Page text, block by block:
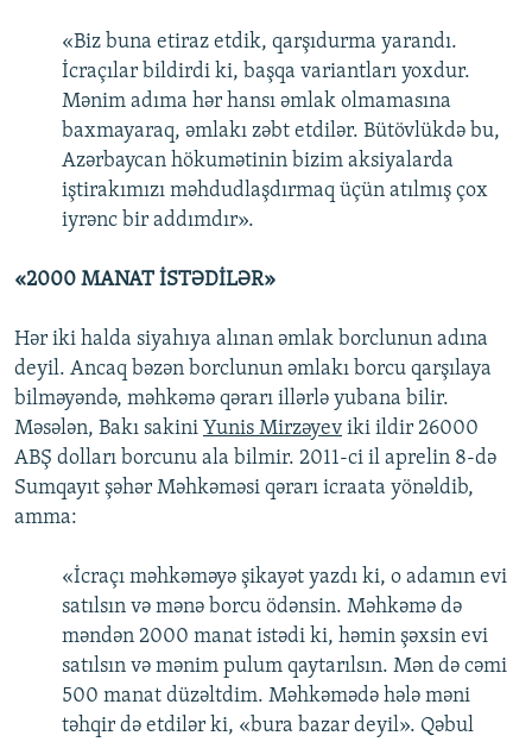
«Biz buna etiraz etdik, qarşıdurma yarandı.
İcraçılar bildirdi ki, başqa variantları yoxdur.
Mənim adıma hər hansı əmlak olmamasına
baxmayaraq, əmlakı zəbt etdilər. Bütövlükdə bu,
Azərbaycan hökumətinin bizim aksiyalarda
iştirakımızı məhdudlaşdırmaq üçün atılmış çox
iyrənc bir addımdır».
«2000 MANAT İSTƏDİLƏR»
Hər iki halda siyahıya alınan əmlak borclunun adına
deyil. Ancaq bəzən borclunun əmlakı borcu qarşılaya
bilməyəndə, məhkəmə qərarı illərlə yubana bilir.
Məsələn, Bakı sakini Yunis Mirzəyev iki ildir 26000
ABŞ dolları borcunu ala bilmir. 2011-ci il aprelin 8-də
Sumqayıt şəhər Məhkəməsi qərarı icraata yönəldib,
amma:
«İcraçı məhkəməyə şikayət yazdı ki, o adamın evi
satılsın və mənə borcu ödənsin. Məhkəmə də
məndən 2000 manat istədi ki, həmin şəxsin evi
satılsın və mənim pulum qaytarılsın. Mən də cəmi
500 manat düzəltdim. Məhkəmədə hələ məni
təhqir də etdilər ki, «bura bazar deyil». Qəbul